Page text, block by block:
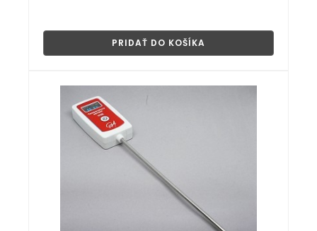
PRIDAŤ DO KOŠÍKA